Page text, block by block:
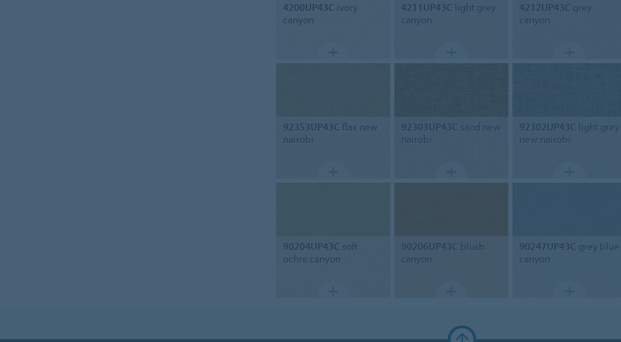
4200UP43C ivory
canyon
4211UP43C light grey
canyon
4212UP43C grey
canyon
92353UP43C flax new
nairobi
92303UP43C sand new
nairobi
92302UP43C light grey
new nairobi
90204UP43C soft
ochre canyon
90206UP43C blush
canyon
90247UP43C grey blue
canyon